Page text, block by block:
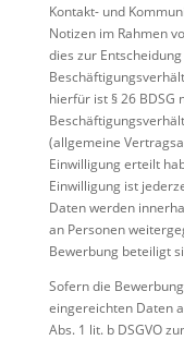
Kontakt- und
Notizen im Rahmen
dies zur
hierfür ist § 26 BDSG
(allgemeine
Einwilligung erteilt
Einwilligung ist
Daten werden
an Personen
Bewerbung beteiligt
Sofern die
eingereichten Daten
Abs. 1 lit. b DSGVO